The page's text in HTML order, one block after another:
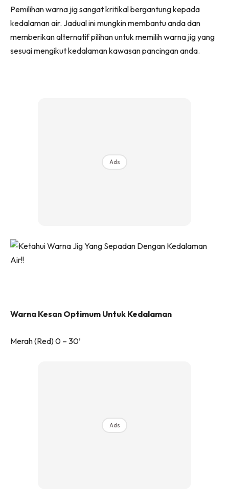
Pemilihan warna jig sangat kritikal bergantung kepada
kedalaman air. Jadual ini mungkin membantu anda dan
memberikan alternatif pilihan untuk memilih warna jig yang
sesuai mengikut kedalaman kawasan pancingan anda.
Ads
Warna Kesan Optimum Untuk Kedalaman
Merah (Red) 0 – 30’
Ads